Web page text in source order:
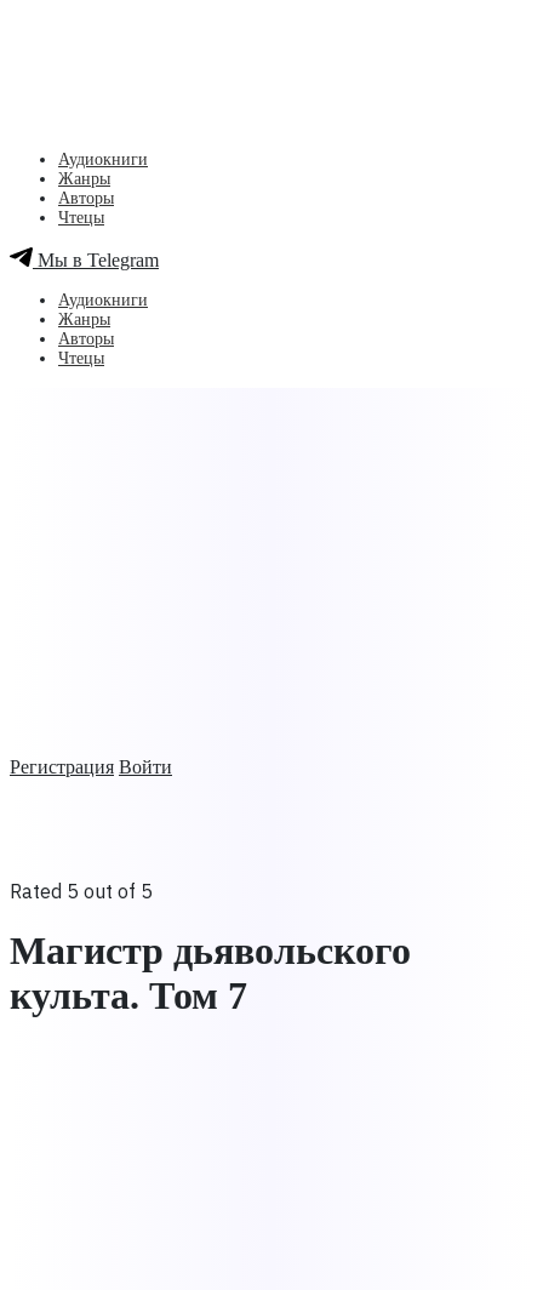
Регистрация Войти
Аудиокниги
Жанры
Авторы
Чтецы
Мы в Telegram
Аудиокниги
Жанры
Авторы
Чтецы
Rated 5 out of 5
Магистр дьявольского
культа. Том 7